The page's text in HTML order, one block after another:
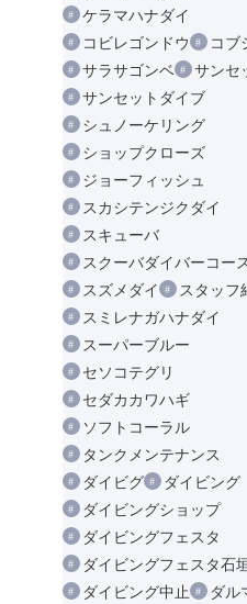
ケラマハナダイ
コビレゴンドウ
コブ
サラサゴンベ
サンセ
サンセットダイブ
シュノーケリング
ショップクローズ
ジョーフィッシュ
スカシテンジクダイ
スキューバ
スクーバダイバーコー
スズメダイ
スタッフ
スミレナガハナダイ
スーパーブルー
セソコテグリ
セダカカワハギ
ソフトコーラル
タンクメンテナンス
ダイビグ
ダイビング
ダイビングショップ
ダイビングフェスタ
ダイビングフェスタ石
ダイビング中止
ダル